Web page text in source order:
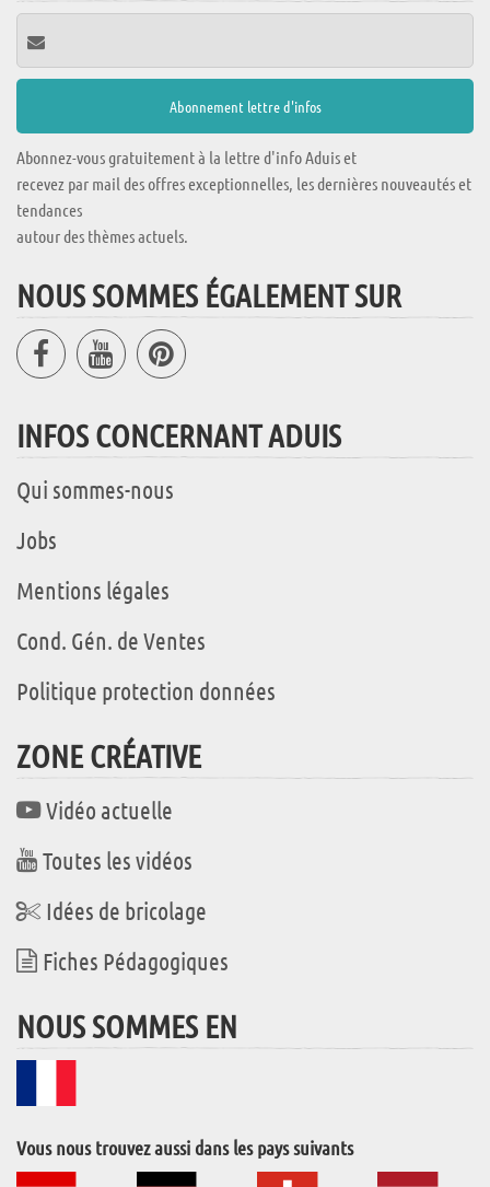
Abonnez-vous gratuitement à la lettre d'info Aduis et
recevez par mail des offres exceptionnelles, les dernières nouveautés et
tendances
autour des thèmes actuels.
NOUS SOMMES ÉGALEMENT SUR
INFOS CONCERNANT ADUIS
Qui sommes-nous
Jobs
Mentions légales
Cond. Gén. de Ventes
Politique protection données
ZONE CRÉATIVE
Vidéo actuelle
Toutes les vidéos
Idées de bricolage
Fiches Pédagogiques
NOUS SOMMES EN
Vous nous trouvez aussi dans les pays suivants